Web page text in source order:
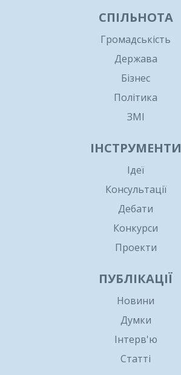
СПІЛЬНОТА
Громадськість
Держава
Бізнес
Політика
ЗМІ
ІНСТРУМЕНТИ
Ідеї
Консультації
Дебати
Конкурси
Проекти
ПУБЛІКАЦІЇ
Новини
Думки
Інтерв'ю
Статті